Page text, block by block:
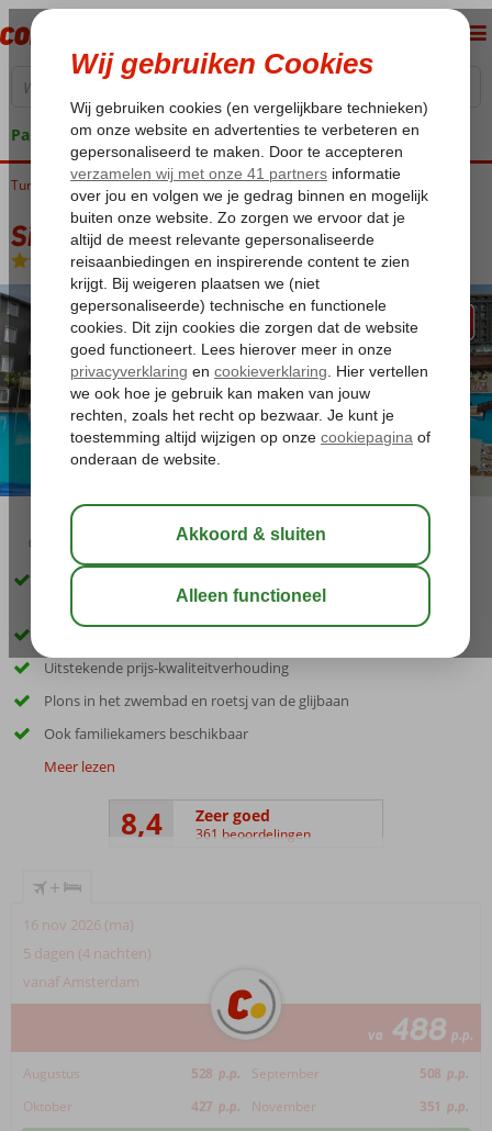
Pakketgarantie
Home
Turkije Turkse Riviera Side Kumkoy Side Kum Hotel
Side Kum Hotel
All Inclusive-Hotel
03:45 aug 33°C
Familiehotel met comfortabele (familie)kamers en centrale ligging
Uitstekende prijs-kwaliteitverhouding
Plons in het zwembad en roetsj van de glijbaan
Ook familiekamers beschikbaar
Meer lezen
8,4 Zeer goed
361 beoordelingen
+
16 nov 2026 (ma)
5 dagen (4 nachten)
vanaf Amsterdam
va 488 p.p.
Augustus 528 p.p. September 508 p.p.
Oktober
427 p.p. November 351 p.p.